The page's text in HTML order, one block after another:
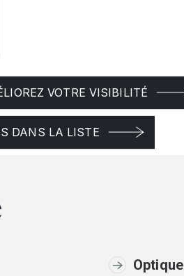
VOTRE VISIBILITÉ
DANS LA LISTE
Optique